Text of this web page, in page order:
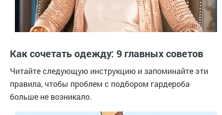
Как сочетать одежду: 9 главных советов
Читайте следующую инструкцию и запоминайте эти
правила, чтобы проблем с подбором гардероба
больше не возникало.